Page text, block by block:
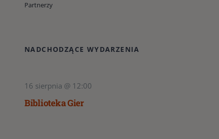
Partnerzy
NADCHODZĄCE WYDARZENIA
16 sierpnia @ 12:00
Biblioteka Gier